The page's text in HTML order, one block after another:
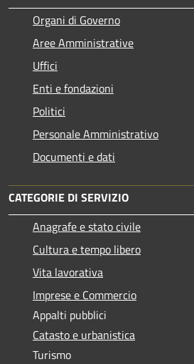
Organi di Governo
Aree Amministrative
Uffici
Enti e fondazioni
Politici
Personale Amministrativo
Documenti e dati
CATEGORIE DI SERVIZIO
Anagrafe e stato civile
Cultura e tempo libero
Vita lavorativa
Imprese e Commercio
Appalti pubblici
Catasto e urbanistica
Turismo